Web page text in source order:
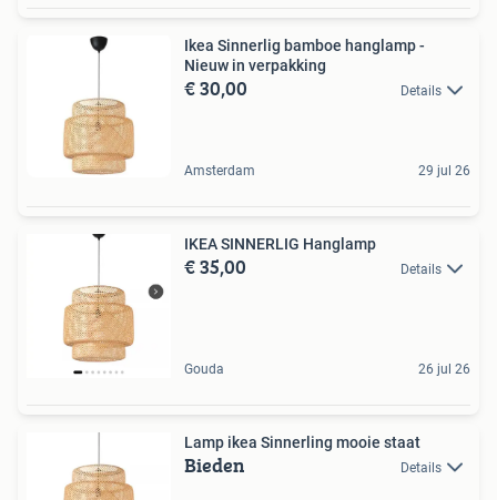
Ikea Sinnerlig bamboe hanglamp -
Nieuw in verpakking
€ 30,00 Details
Amsterdam 29 jul 26
IKEA SINNERLIG Hanglamp
€ 35,00 Details
Gouda 26 jul 26
Lamp ikea Sinnerling mooie staat
Bieden Details